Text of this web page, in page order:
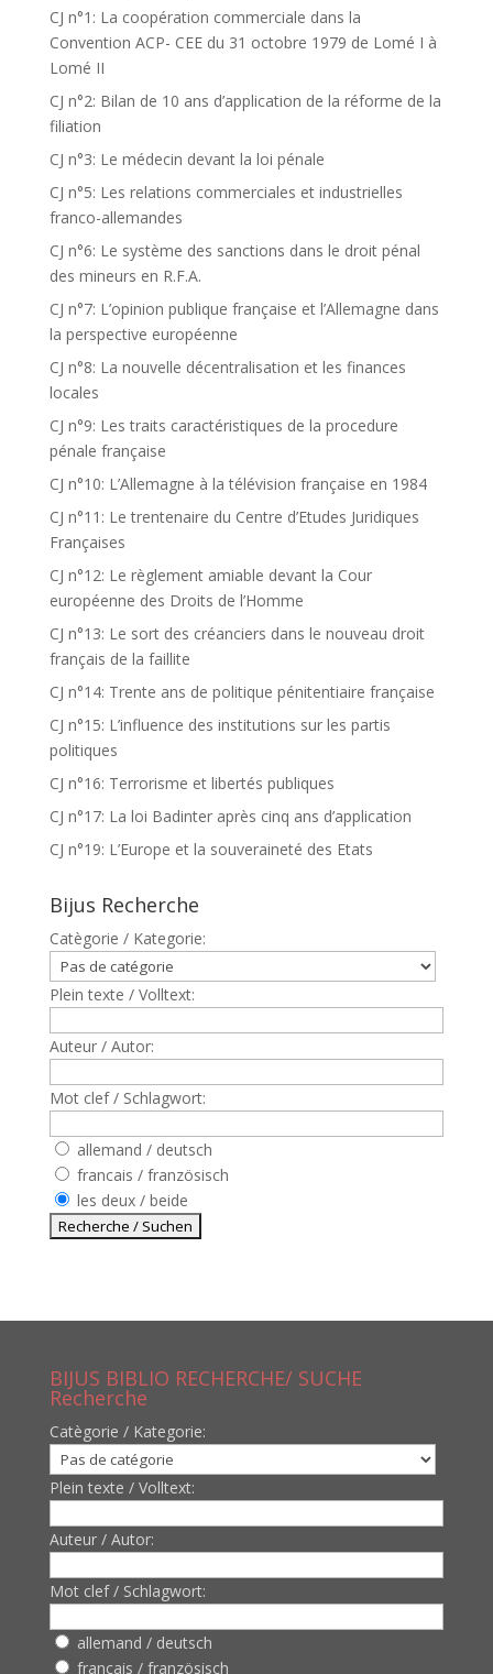
CJ n°1: La coopération commerciale dans la
Convention ACP- CEE du 31 octobre 1979 de Lomé I à
Lomé II
CJ n°2: Bilan de 10 ans d’application de la réforme de la
filiation
CJ n°3: Le médecin devant la loi pénale
CJ n°5: Les relations commerciales et industrielles
franco-allemandes
CJ n°6: Le système des sanctions dans le droit pénal
des mineurs en R.F.A.
CJ n°7: L’opinion publique française et l’Allemagne dans
la perspective européenne
CJ n°8: La nouvelle décentralisation et les finances
locales
CJ n°9: Les traits caractéristiques de la procedure
pénale française
CJ n°10: L’Allemagne à la télévision française en 1984
CJ n°11: Le trentenaire du Centre d’Etudes Juridiques
Françaises
CJ n°12: Le règlement amiable devant la Cour
européenne des Droits de l’Homme
CJ n°13: Le sort des créanciers dans le nouveau droit
français de la faillite
CJ n°14: Trente ans de politique pénitentiaire française
CJ n°15: L’influence des institutions sur les partis
politiques
CJ n°16: Terrorisme et libertés publiques
CJ n°17: La loi Badinter après cinq ans d’application
CJ n°19: L’Europe et la souveraineté des Etats
Bijus Recherche
Catègorie / Kategorie:
Plein texte / Volltext:
Auteur / Autor:
Mot clef / Schlagwort:
allemand / deutsch
francais / französisch
les deux / beide
BIJUS BIBLIO RECHERCHE/ SUCHE
Recherche
Catègorie / Kategorie:
Plein texte / Volltext:
Auteur / Autor:
Mot clef / Schlagwort:
allemand / deutsch
francais / französisch